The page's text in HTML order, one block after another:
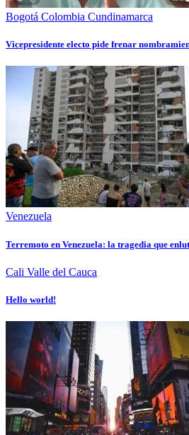
Bogotá Colombia Cundinamarca
Vicepresidente electo pide frenar
Venezuela
Terremoto en Venezuela: la tragedia que
Cali Valle del Cauca
Hello world!